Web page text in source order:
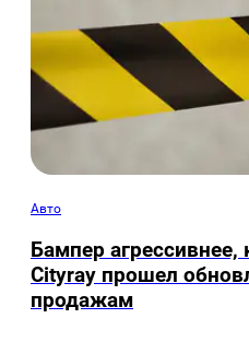
Авто
Бампер
Cityray прошел
продажам